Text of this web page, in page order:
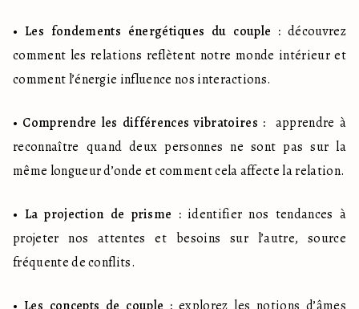
• Les fondements énergétiques du couple : découvrez
comment les relations reflètent notre monde intérieur et
comment l’énergie influence nos interactions.
• Comprendre les différences vibratoires :
  apprendre à
reconnaître quand deux personnes ne sont pas sur la
même longueur d’onde et comment cela affecte la relation.
• La projection de prisme : identifier nos tendances à
projeter nos attentes et besoins sur l’autre, source
fréquente de conflits.